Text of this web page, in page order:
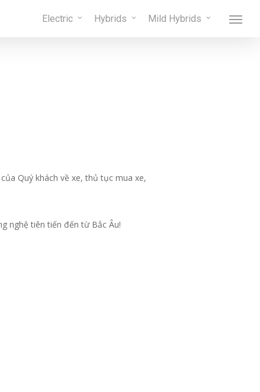
Electric Hybrids Mild Hybrids Menu
Quý khách về xe, thủ tục mua xe,
nghệ tiên tiến đến từ Bắc Âu!